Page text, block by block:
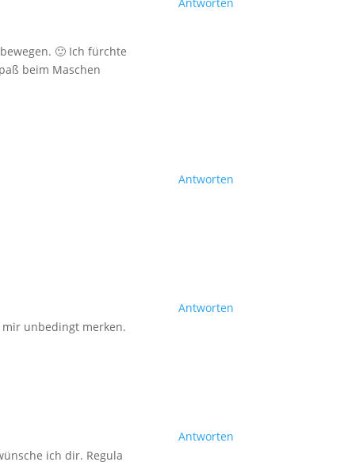
🙂 Ich fürchte
beim Maschen
Antworten
mir unbedingt merken.
Antworten
ich dir. Regula
Antworten